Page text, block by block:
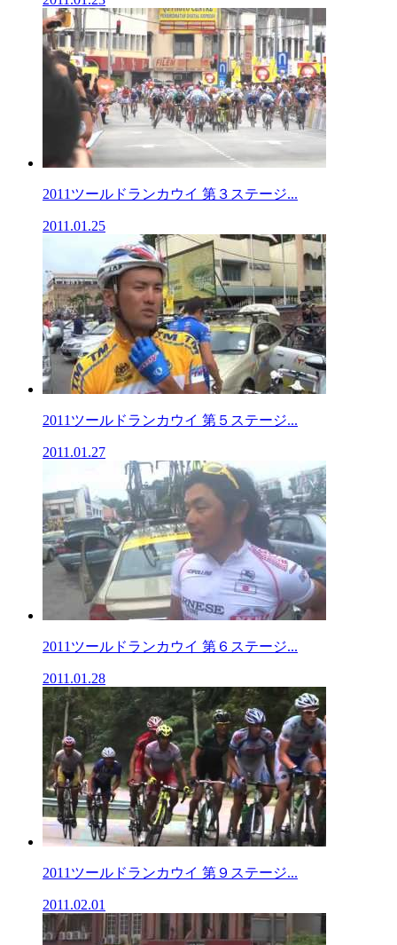
2011ツールドランカウイ 第３ステージ...
2011.01.25
2011ツールドランカウイ 第５ステージ...
2011.01.27
2011ツールドランカウイ 第６ステージ...
2011.01.28
2011ツールドランカウイ 第９ステージ...
2011.02.01